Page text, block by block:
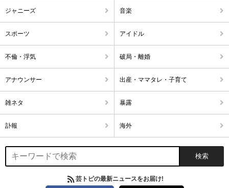
ジャニーズ 音楽
スポーツ アイドル
不倫・浮気 破局・離婚
アナウンサー 出産・ママタレ・子育て
雑ネタ 暴露
訃報 海外
芸トピの最新ニュースをお届け!